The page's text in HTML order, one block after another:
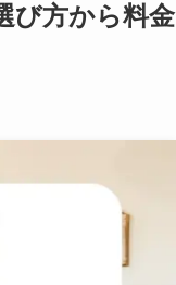
び方から料金